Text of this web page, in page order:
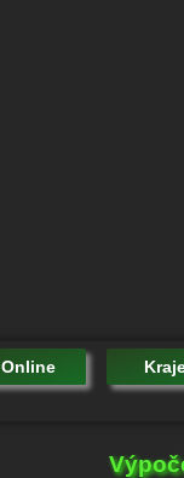
Online